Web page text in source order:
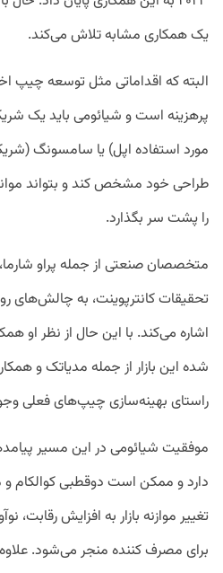
یک همکاری مشابه تلاش می‌کند.
البته که اقداماتی مثل توسعه چیپ
مورد استفاده اپل) یا سامسونگ
طراحی خود مشخص کند و بتواند
را پشت سر بگذارد.
متخصصان صنعتی از جمله پراو
تحقیقات کانترپوینت، به چالش‌های
اشاره می‌کند. با این حال از نظر او
شده این بازار از جمله مدیاتک و
راستای بهینه‌سازی چیپ‌های فعلی
موفقیت شیائومی در این مسیر
دارد و ممکن است دوقطبی کوالکام
تغییر موازنه بازار به افزایش
برای مصرف کننده منجر می‌شود. علاوه